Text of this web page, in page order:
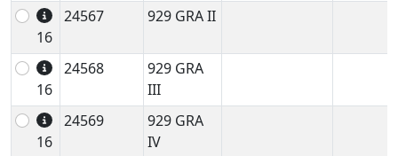
16
24567 929 GRA II
16
24568
929 GRA
III
16
24569
929 GRA
IV